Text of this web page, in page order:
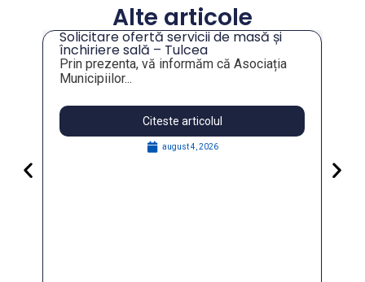
Alte articole
Solicitare ofertă servicii de masă și
închiriere sală – Tulcea
Prin prezenta, vă informăm că Asociația
Municipiilor...
Citeste articolul
august 4, 2026